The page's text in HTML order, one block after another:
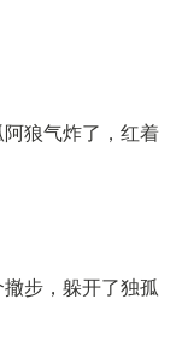
狼气炸了，红着
步，躲开了独孤